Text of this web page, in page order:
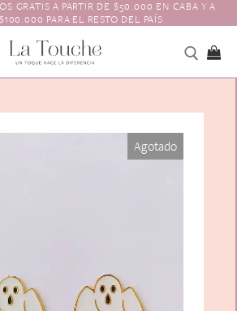
GRATIS A PARTIR DE $50.000 EN CABA Y A
PARA EL RESTO DEL PAÍS
Florales
Boinas
Agotado